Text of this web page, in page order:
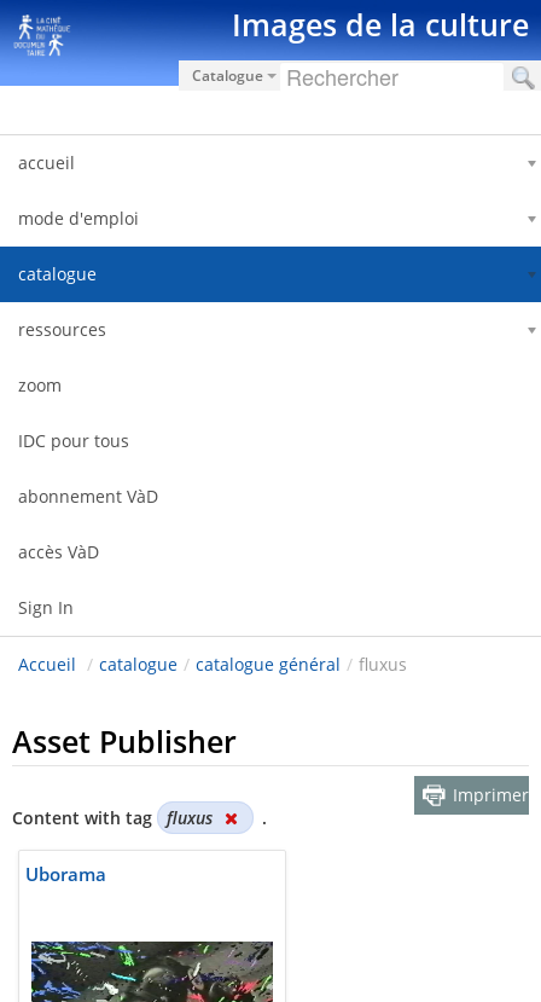
Skip to Content Images de la culture
Catalogue
accueil
mode d'emploi
catalogue
ressources
zoom
IDC pour tous
abonnement VàD
accès VàD
Sign In
Accueil / catalogue / catalogue général / fluxus
Asset Publisher
Content with tag fluxus .
Imprimer
Uborama